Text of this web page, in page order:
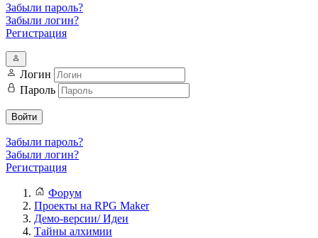
Забыли пароль?
Забыли логин?
Регистрация
Логин
Пароль
Войти
Забыли пароль?
Забыли логин?
Регистрация
Форум
Проекты на RPG Maker
Демо-версии/ Идеи
Тайны алхимии